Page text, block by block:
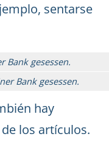
sentarse
Bank gesessen.
Bank gesessen.
hay
los artículos.